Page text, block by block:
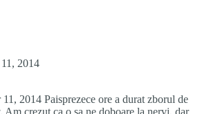
2014
2014 Paisprezece ore a durat zborul de